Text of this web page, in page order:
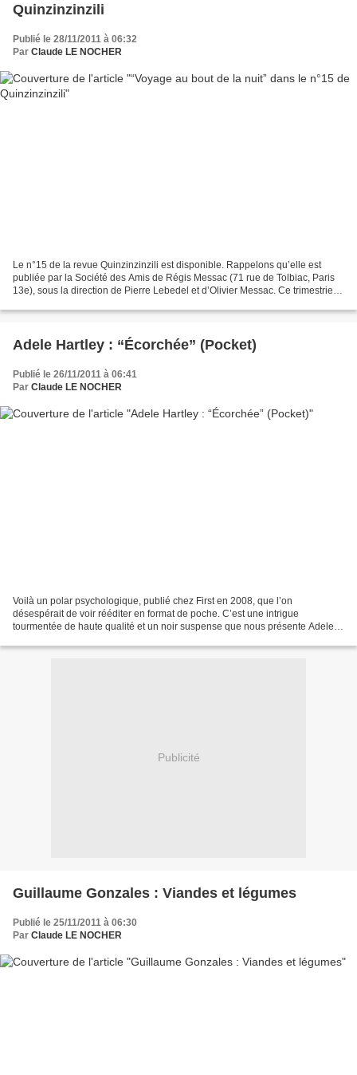
Quinzinzinzili
Publié le 28/11/2011 à 06:32
Par Claude LE NOCHER
Le n°15 de la revue Quinzinzinzili est disponible. Rappelons qu’elle est
publiée par la Société des Amis de Régis Messac (71 rue de Tolbiac, Paris
13e), sous la direction de Pierre Lebedel et d’Olivier Messac. Ce trimestriel
Adele Hartley : “Écorchée” (Pocket)
Publié le 26/11/2011 à 06:41
Par Claude LE NOCHER
Voilà un polar psychologique, publié chez First en 2008, que l’on
désespérait de voir rééditer en format de poche. C’est une intrigue
tourmentée de haute qualité et un noir suspense que nous présente Adele
Publicité
Guillaume Gonzales : Viandes et légumes
Publié le 25/11/2011 à 06:30
Par Claude LE NOCHER